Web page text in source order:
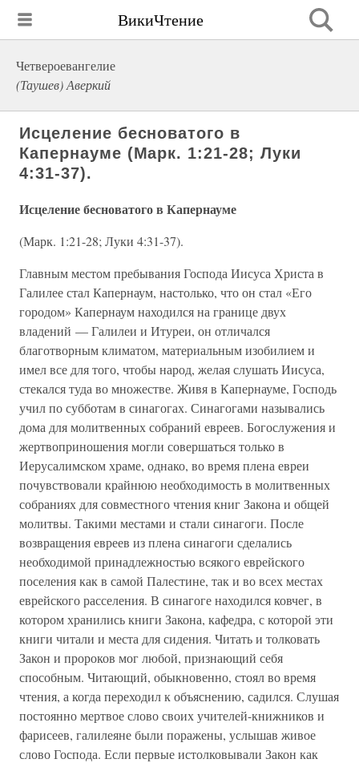
ВикиЧтение
Четвероевангелие
(Таушев) Аверкий
Исцеление бесноватого в
Капернауме (Марк. 1:21-28; Луки
4:31-37).
Исцеление бесноватого в Капернауме
(Марк. 1:21-28; Луки 4:31-37).
Главным местом пребывания Господа Иисуса Христа в
Галилее стал Капернаум, настолько, что он стал «Его
городом» Капернаум находился на границе двух
владений — Галилеи и Итуреи, он отличался
благотворным климатом, материальным изобилием и
имел все для того, чтобы народ, желая слушать Иисуса,
стекался туда во множестве. Живя в Капернауме, Господь
учил по субботам в синагогах. Синагогами назывались
дома для молитвенных собраний евреев. Богослужения и
жертвоприношения могли совершаться только в
Иерусалимском храме, однако, во время плена евреи
почувствовали крайнюю необходимость в молитвенных
собраниях для совместного чтения книг Закона и общей
молитвы. Такими местами и стали синагоги. После
возвращения евреев из плена синагоги сделались
необходимой принадлежностью всякого еврейского
поселения как в самой Палестине, так и во всех местах
еврейского расселения. В синагоге находился ковчег, в
котором хранились книги Закона, кафедра, с которой эти
книги читали и места для сидения. Читать и толковать
Закон и пророков мог любой, признающий себя
способным. Читающий, обыкновенно, стоял во время
чтения, а когда переходил к объяснению, садился. Слушая
постоянно мертвое слово своих учителей-книжников и
фарисеев, галилеяне были поражены, услышав живое
слово Господа. Если первые истолковывали Закон как